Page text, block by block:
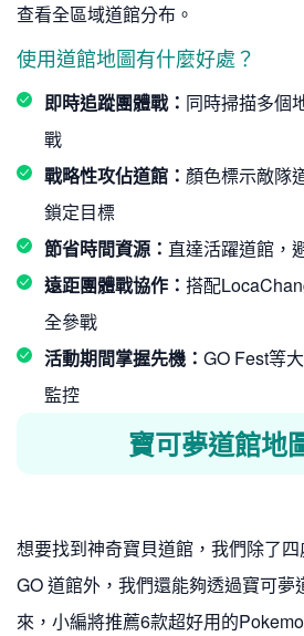
查看全區域道館分布。
使用道館地圖有什麼好處？
即時追蹤團體戰： 同時掃描多個
戰
戰略性攻佔道館： 顏色標示敵隊
鎖定目標
節省時間資源： 直達活躍道館，
遠距團體戰協作： 搭配
全參戰
活動期間掌握先機： GO Fest等
監控
寶可夢道館地
想要找到神奇寶貝道館，我們除了
GO 道館外，我們還能夠透過寶可夢
來，小編將推薦6款超好用的